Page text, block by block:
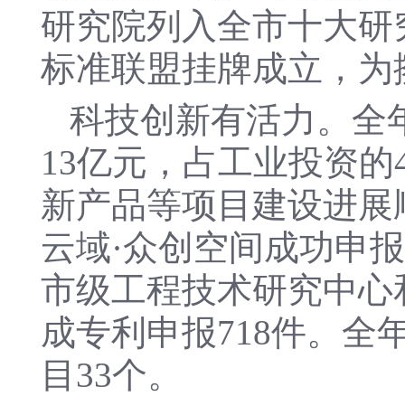
研究院列入全市十大
标准联盟挂牌成立，
科技创新有活力。全
13亿元，占工业投资
新产品等项目建设进
云域·众创空间成功申
市级工程技术研究中
成专利申报718件。全
目33个。